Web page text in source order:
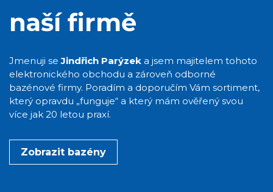
naší firmě
Jmenuji seJindřich Parýzek a jsem majitelem tohoto
elektronického obchodu a zároveň odborné
bazénové firmy. Poradím a doporučím Vám sortiment,
který opravdu „funguje“ a který mám ověřený svou
více jak 20 letou praxí.
Zobrazit bazény